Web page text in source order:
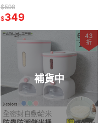
衛生紙盒 面紙收納盒 適用好市
多衛生紙 4層衛生紙盒可用
$598
$349
補貨中
43
折